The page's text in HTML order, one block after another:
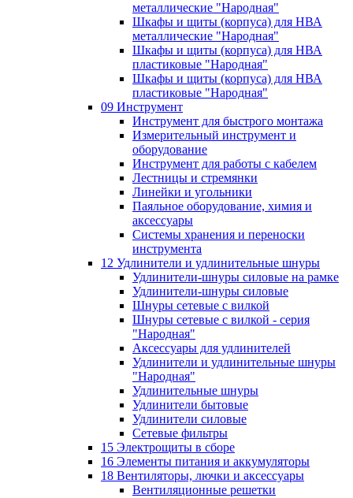
металлические "Народная"
Шкафы и щиты (корпуса) для НВА
металлические "Народная"
Шкафы и щиты (корпуса) для НВА
пластиковые "Народная"
Шкафы и щиты (корпуса) для НВА
пластиковые "Народная"
09 Инструмент
Инструмент для быстрого монтажа
Измерительный инструмент и
оборудование
Инструмент для работы с кабелем
Лестницы и стремянки
Линейки и угольники
Паяльное оборудование, химия и
аксессуары
Системы хранения и переноски
инструмента
12 Удлинители и удлинительные шнуры
Удлинители-шнуры силовые на рамке
Удлинители-шнуры силовые
Шнуры сетевые с вилкой
Шнуры сетевые с вилкой - серия
"Народная"
Аксессуары для удлинителей
Удлинители и удлинительные шнуры
"Народная"
Удлинительные шнуры
Удлинители бытовые
Удлинители силовые
Сетевые фильтры
15 Электрощиты в сборе
16 Элементы питания и аккумуляторы
18 Вентиляторы, лючки и аксессуары
Вентиляционные решетки